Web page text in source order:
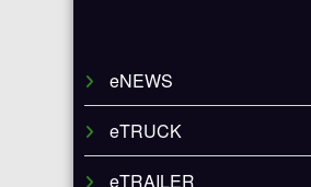
eNEWS
eTRUCK
eTRAILER